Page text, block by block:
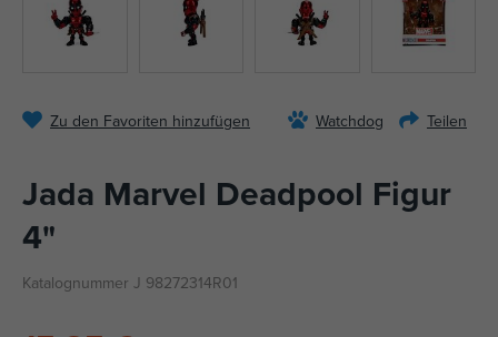
Zu den Favoriten hinzufügen Watchdog Teilen
Jada Marvel Deadpool Figur
4"
Katalognummer J 98272314R01